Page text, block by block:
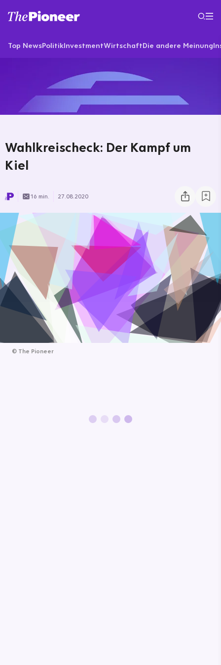
Top NewsPolitikInvestmentWirtschaftDie andere Meinung
Wahlkreischeck: Der Kampf um
Kiel
16 min. 27.08.2020
© The Pioneer